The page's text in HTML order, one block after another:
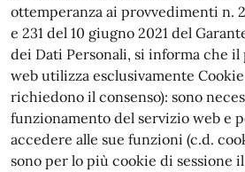
ottemperanza ai provvedimenti n.
e 231 del 10 giugno 2021 del
dei Dati Personali, si informa che
web utilizza esclusivamente
richiedono il consenso): sono
funzionamento del servizio web e
accedere alle sue funzioni (c.d.
sono per lo più cookie di sessione